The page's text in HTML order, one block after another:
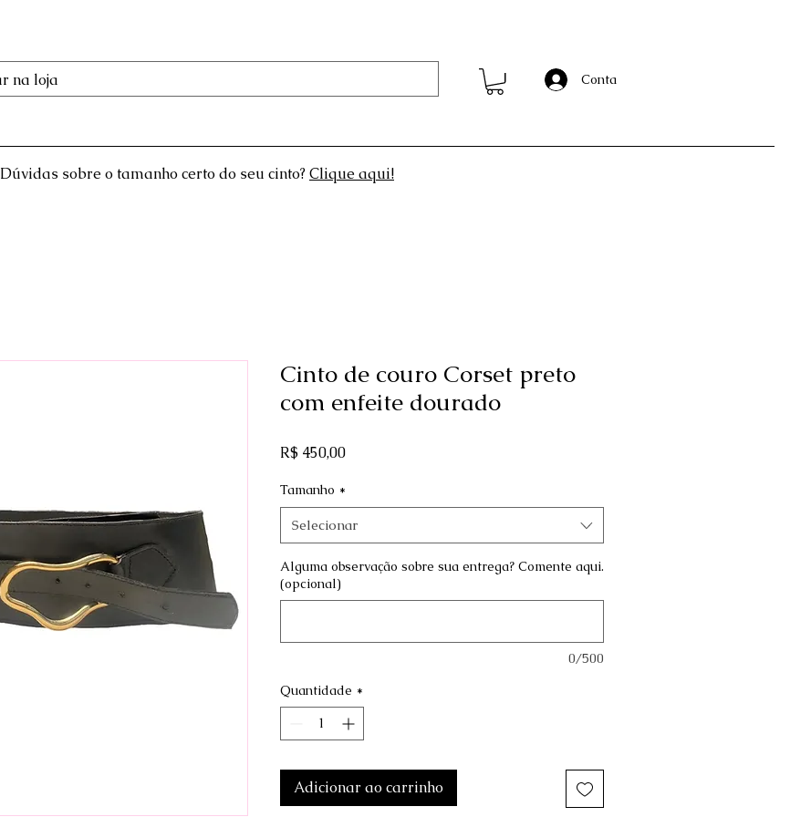
Conta
Dúvidas sobre o tamanho certo do seu cinto?Clique aqui!
Cinto de couro Corset preto
com enfeite dourado
R$ 450,00Preço
Tamanho *
Selecionar
Alguma observação sobre sua entrega? Comente aqui.
(opcional)
0/500
Quantidade *
Adicionar ao carrinho